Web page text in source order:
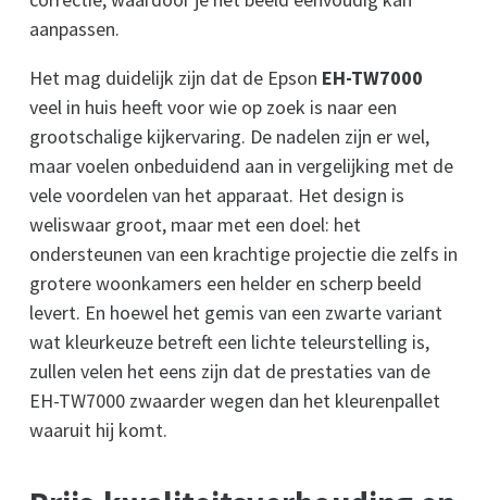
aanpassen.
Het mag duidelijk zijn dat de Epson EH-TW7000
veel in huis heeft voor wie op zoek is naar een
grootschalige kijkervaring. De nadelen zijn er wel,
maar voelen onbeduidend aan in vergelijking met de
vele voordelen van het apparaat. Het design is
weliswaar groot, maar met een doel: het
ondersteunen van een krachtige projectie die zelfs in
grotere woonkamers een helder en scherp beeld
levert. En hoewel het gemis van een zwarte variant
wat kleurkeuze betreft een lichte teleurstelling is,
zullen velen het eens zijn dat de prestaties van de
EH-TW7000 zwaarder wegen dan het kleurenpallet
waaruit hij komt.